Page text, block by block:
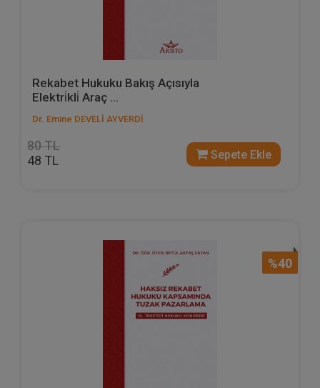
Rekabet Hukuku Bakış Açısıyla
Elektri̇kli̇ Araç ...
Dr. Emine DEVELİ AYVERDİ
80 TL
48 TL Sepete Ekle
%40